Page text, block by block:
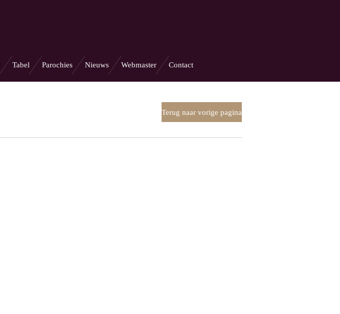
Tabel Parochies Nieuws Webmaster Contact
Terug naar vorige pagina